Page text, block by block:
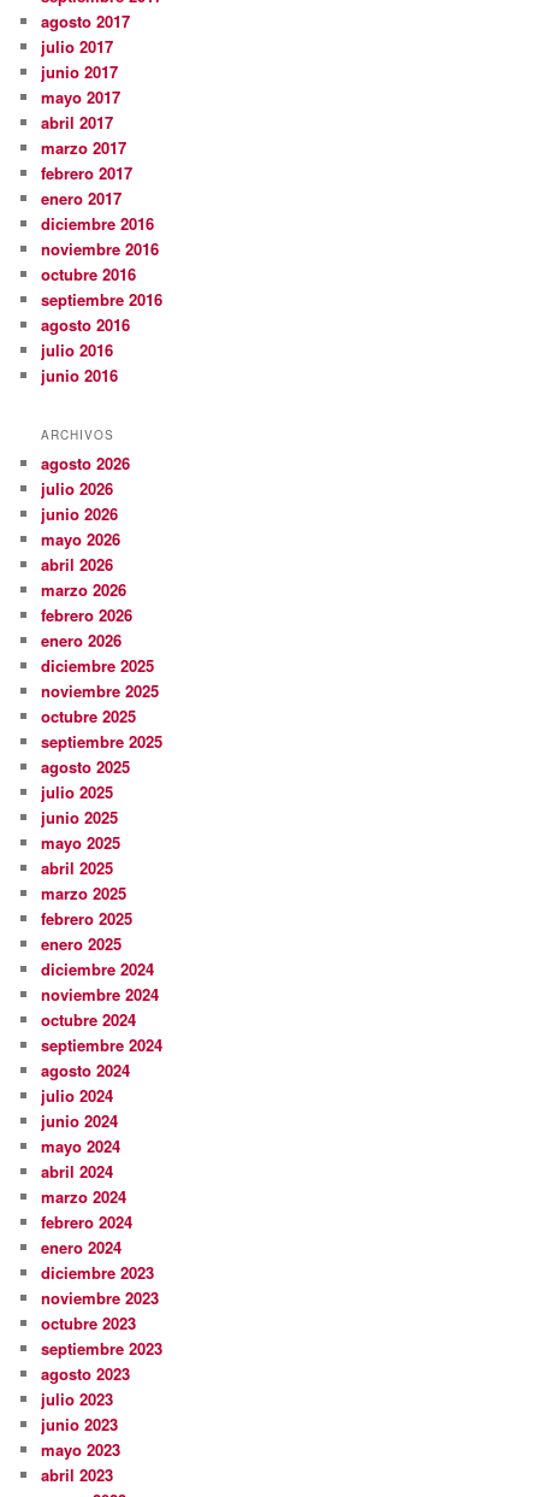
agosto 2017
julio 2017
junio 2017
mayo 2017
abril 2017
marzo 2017
febrero 2017
enero 2017
diciembre 2016
noviembre 2016
octubre 2016
septiembre 2016
agosto 2016
julio 2016
junio 2016
ARCHIVOS
agosto 2026
julio 2026
junio 2026
mayo 2026
abril 2026
marzo 2026
febrero 2026
enero 2026
diciembre 2025
noviembre 2025
octubre 2025
septiembre 2025
agosto 2025
julio 2025
junio 2025
mayo 2025
abril 2025
marzo 2025
febrero 2025
enero 2025
diciembre 2024
noviembre 2024
octubre 2024
septiembre 2024
agosto 2024
julio 2024
junio 2024
mayo 2024
abril 2024
marzo 2024
febrero 2024
enero 2024
diciembre 2023
noviembre 2023
octubre 2023
septiembre 2023
agosto 2023
julio 2023
junio 2023
mayo 2023
abril 2023